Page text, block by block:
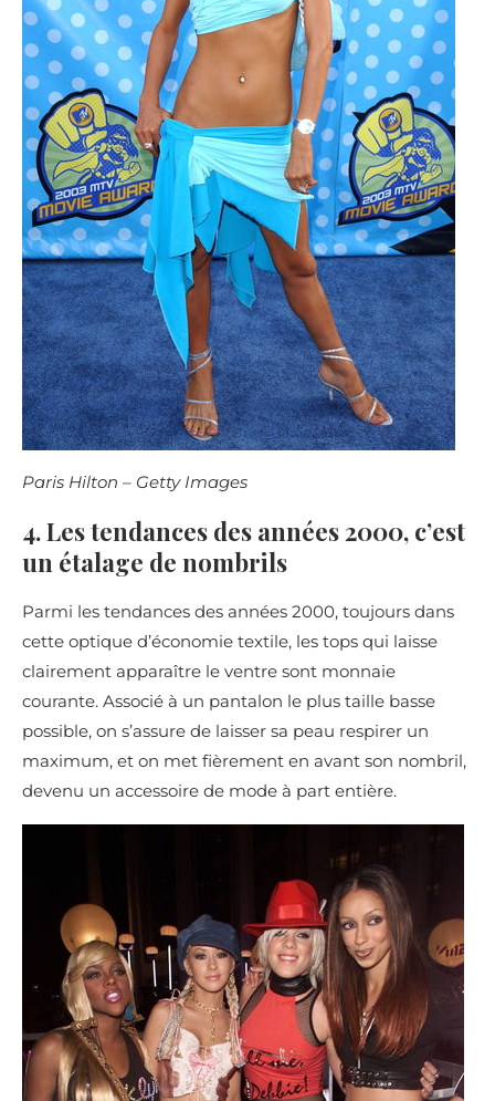
Paris Hilton – Getty Images
4. Les tendances des années 2000, c’est
un étalage de nombrils
Parmi les tendances des années 2000, toujours dans
cette optique d’économie textile, les tops qui laisse
clairement apparaître le ventre sont monnaie
courante. Associé à un pantalon le plus taille basse
possible, on s’assure de laisser sa peau respirer un
maximum, et on met fièrement en avant son nombril,
devenu un accessoire de mode à part entière.